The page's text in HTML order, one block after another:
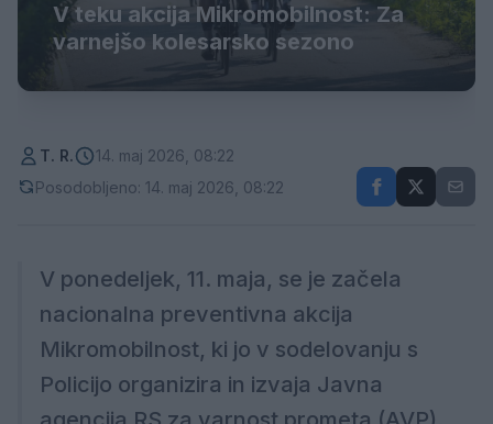
V teku akcija Mikromobilnost: Za
varnejšo kolesarsko sezono
T. R.
14. maj 2026, 08:22
Posodobljeno: 14. maj 2026, 08:22
V ponedeljek, 11. maja, se je začela
nacionalna preventivna akcija
Mikromobilnost, ki jo v sodelovanju s
Policijo organizira in izvaja Javna